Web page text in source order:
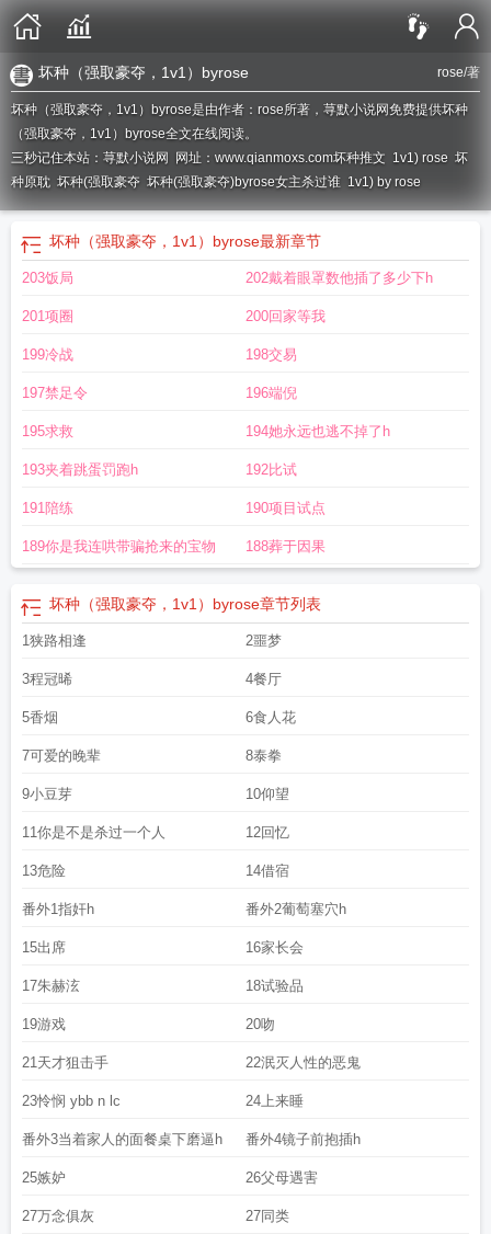
rose/著
坏种（强取豪夺，1v1）byrose
坏种（强取豪夺，1v1）byrose是由作者：rose所著，荨默小说网免费提供坏种
（强取豪夺，1v1）byrose全文在线阅读。
三秒记住本站：荨默小说网 网址：www.qianmoxs.com坏种推文 1v1) rose 坏
种原耽 坏种(强取豪夺 坏种(强取豪夺)byrose女主杀过谁 1v1) by rose
坏种（强取豪夺，1v1）byrose最新章节
203饭局 202戴着眼罩数他插了多少下h
201项圈 200回家等我
199冷战 198交易
197禁足令 196端倪
195求救 194她永远也逃不掉了h
193夹着跳蛋罚跑h 192比试
191陪练 190项目试点
189你是我连哄带骗抢来的宝物 188葬于因果
坏种（强取豪夺，1v1）byrose章节列表
1狭路相逢 2噩梦
3程冠晞 4餐厅
5香烟 6食人花
7可爱的晚辈 8泰拳
9小豆芽 10仰望
11你是不是杀过一个人 12回忆
13危险 14借宿
番外1指奸h 番外2葡萄塞穴h
15出席 16家长会
17朱赫泫 18试验品
19游戏 20吻
21天才狙击手 22泯灭人性的恶鬼
23怜悯 ybb n lc 24上来睡
番外3当着家人的面餐桌下磨逼h 番外4镜子前抱插h
25嫉妒 26父母遇害
27万念俱灰 27同类